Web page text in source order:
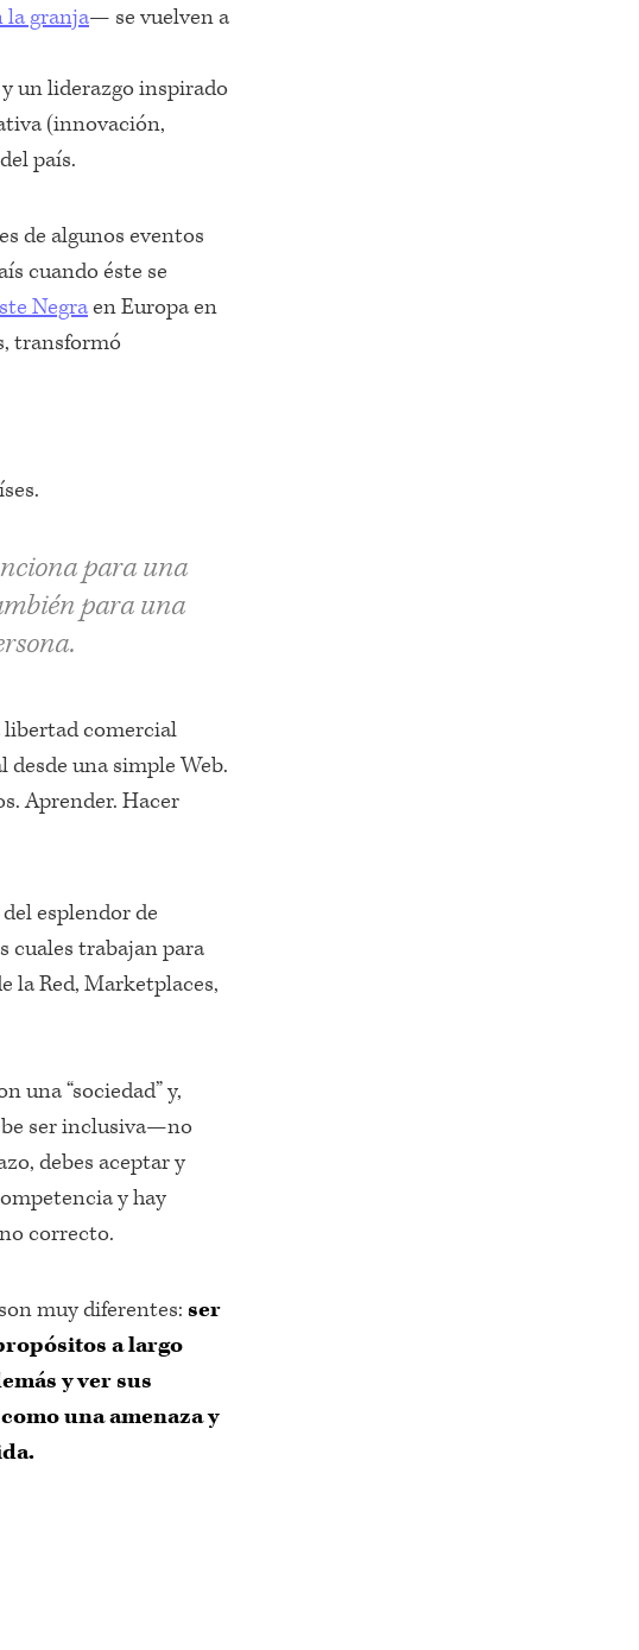
la granja— se vuelven a
un liderazgo inspirado
(innovación,
país.
de algunos eventos
cuando éste se
Negraen Europa en
transformó
para una
para una
comercial
una simple Web.
Aprender. Hacer
esplendor de
cuales trabajan para
la Red, Marketplaces,
una “sociedad” y,
ser inclusiva—no
debes aceptar y
y hay
correcto.
muy diferentes: ser
a largo
y ver sus
una amenaza y